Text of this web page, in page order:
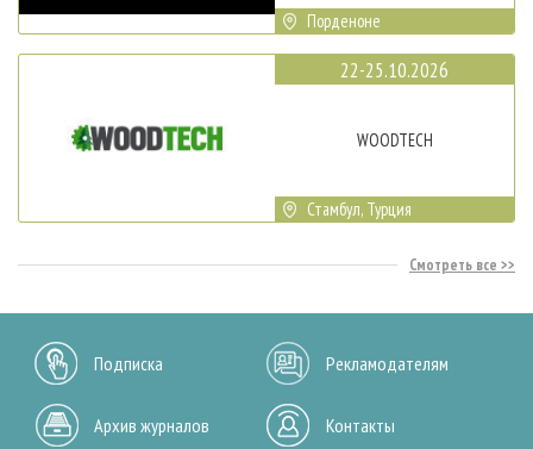
Порденоне
22-25.10.2026
WOODTECH
Стамбул, Турция
Смотреть все
Подписка Рекламодателям
Архив журналов Контакты